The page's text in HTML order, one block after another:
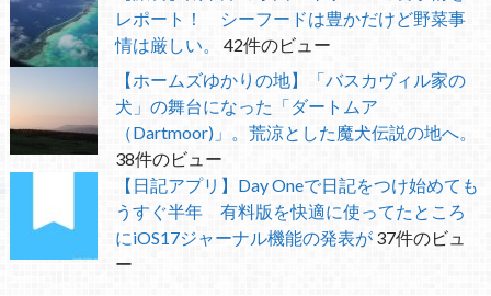
レポート！ シーフードは豊かだけど野菜事
情は厳しい。
42件のビュー
【ホームズゆかりの地】「バスカヴィル家の
犬」の舞台になった「ダートムア
（Dartmoor)」。荒涼とした魔犬伝説の地へ。
38件のビュー
【日記アプリ】Day Oneで日記をつけ始めても
うすぐ半年 有料版を快適に使ってたところ
にiOS17ジャーナル機能の発表が 37件のビュ
ー